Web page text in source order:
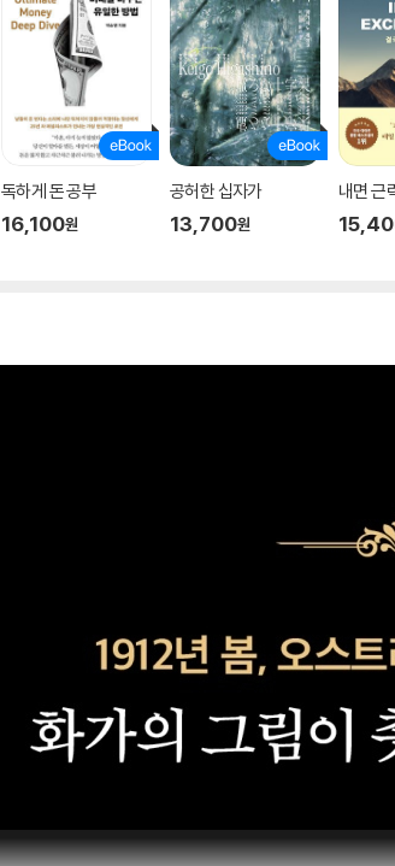
독하게 돈 공부
16,100원
공허한 십자가
13,700원
내면 근